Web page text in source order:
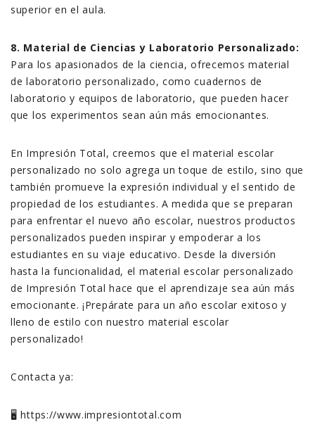
superior en el aula.
8. Material de Ciencias y Laboratorio Personalizado:
Para los apasionados de la ciencia, ofrecemos material
de laboratorio personalizado, como cuadernos de
laboratorio y equipos de laboratorio, que pueden hacer
que los experimentos sean aún más emocionantes.
En Impresión Total, creemos que el material escolar
personalizado no solo agrega un toque de estilo, sino que
también promueve la expresión individual y el sentido de
propiedad de los estudiantes. A medida que se preparan
para enfrentar el nuevo año escolar, nuestros productos
personalizados pueden inspirar y empoderar a los
estudiantes en su viaje educativo. Desde la diversión
hasta la funcionalidad, el material escolar personalizado
de Impresión Total hace que el aprendizaje sea aún más
emocionante. ¡Prepárate para un año escolar exitoso y
lleno de estilo con nuestro material escolar
personalizado!
Contacta ya:
🖥️ https://www.impresiontotal.com